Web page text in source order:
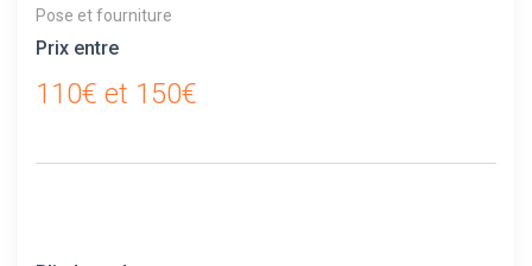
Pose et fourniture
Prix entre
110€ et 150€